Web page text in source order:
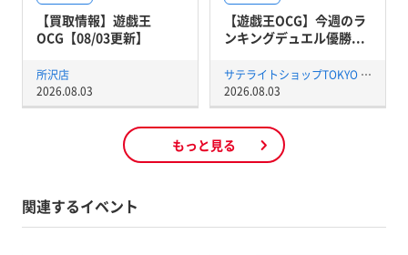
【遊戯王OCG】今週のラ
ンキングデュエル優勝...
サテライトショップTOKYO 秋葉原店
2026.08.03
【買取情報】遊戯王
OCG【08/03更新】
所沢店
2026.08.03
もっと見る
関連するイベント